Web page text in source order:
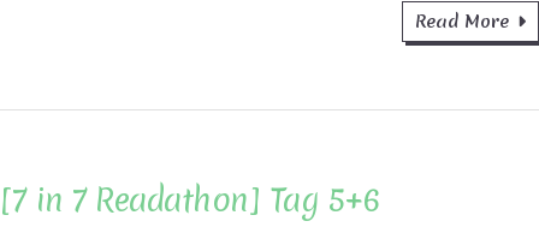
Read More
[7 in 7 Readathon] Tag 5+6